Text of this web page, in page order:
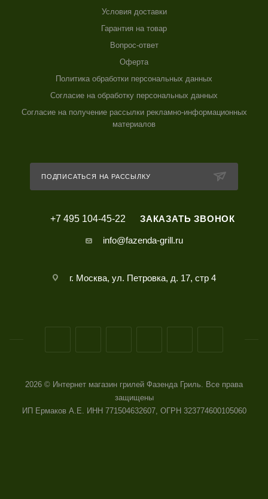
Условия доставки
Гарантия на товар
Вопрос-ответ
Оферта
Политика обработки персональных данных
Согласие на обработку персональных данных
Согласие на получение рассылки рекламно-информационных
материалов
ПОДПИСАТЬСЯ НА РАССЫЛКУ
+7 495 104-45-22 ЗАКАЗАТЬ ЗВОНОК
info@fazenda-grill.ru
г. Москва, ул. Петровка, д. 17, стр 4
2026 © Интернет магазин грилей Фазенда Гриль. Все права
защищены
ИП Ермаков А.Е. ИНН 771504632607, ОГРН 323774600105060